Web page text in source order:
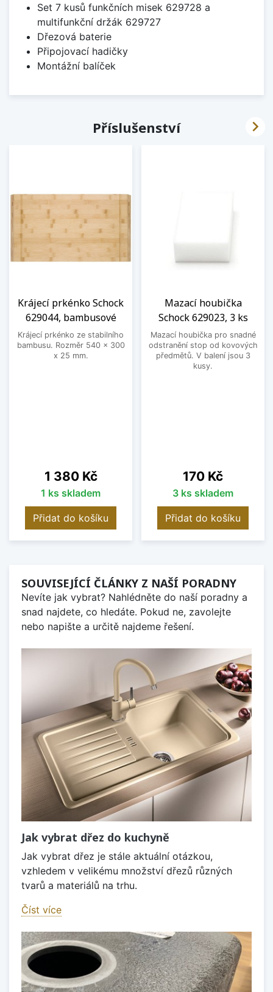
Set 7 kusů funkčních misek 629728 a
multifunkční držák 629727
Dřezová baterie
Připojovací hadičky
Montážní balíček
Příslušenství
Krájecí prkénko Schock
629044, bambusové
Krájecí prkénko ze stabilního
bambusu. Rozměr 540 x 300
x 25 mm.
Cena
1 380 Kč
1 ks skladem
Přidat do košíku
Mazací houbička
Schock 629023, 3 ks
Mazací houbička pro snadné
odstranění stop od kovových
předmětů. V balení jsou 3
kusy.
Cena
170 Kč
3 ks skladem
Přidat do košíku

SOUVISEJÍCÍ ČLÁNKY Z NAŠÍ PORADNY
Nevíte jak vybrat? Nahlédněte do naší poradny a
snad najdete, co hledáte. Pokud ne, zavolejte
nebo napište a určitě najdeme řešení.
Jak vybrat dřez do kuchyně
Jak vybrat dřez je stále aktuální otázkou,
vzhledem v velikému množství dřezů různých
tvarů a materiálů na trhu.
Číst více